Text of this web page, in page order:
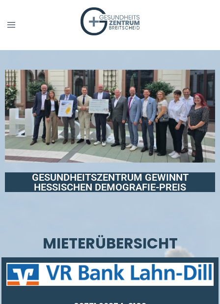
GESUNDHEITSZENTRUM GEWINNT
HESSISCHEN DEMOGRAFIE-PREIS
MIETERÜBERSICHT